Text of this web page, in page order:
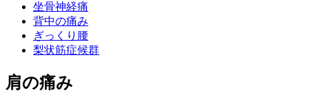
坐骨神経痛
背中の痛み
ぎっくり腰
梨状筋症候群
肩の痛み